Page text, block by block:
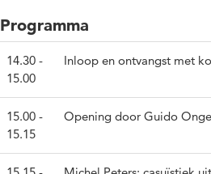
Programma
14.30 -
15.00
Inloop en ontvangst met
15.00 -
15.15
Opening door Guido